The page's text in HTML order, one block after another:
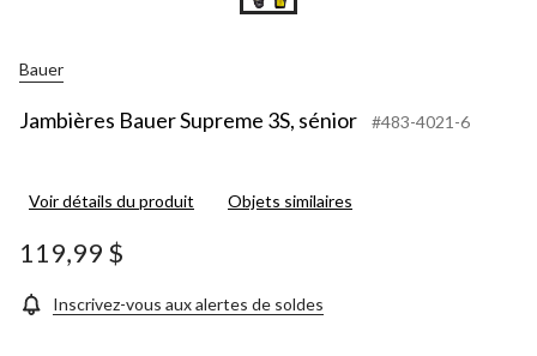
Bauer
Jambières Bauer Supreme 3S, sénior #483-4021-6
Voir détails du produit Objets similaires
119,99 $
Inscrivez-vous aux alertes de soldes